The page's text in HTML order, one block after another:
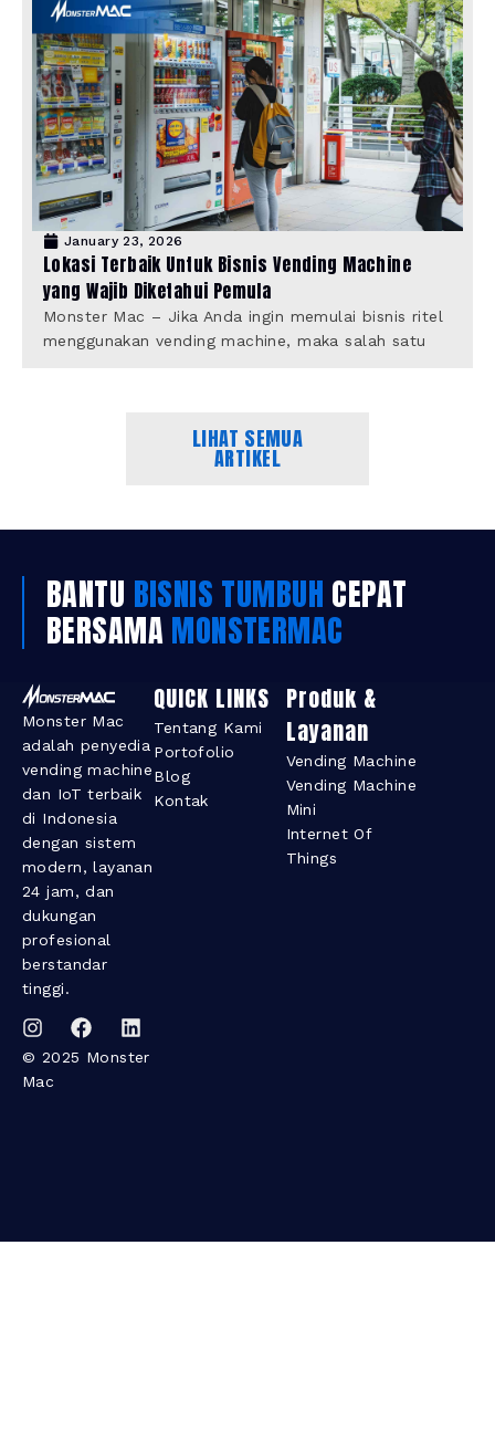
January 23, 2026
Lokasi Terbaik Untuk Bisnis Vending Machine
yang Wajib Diketahui Pemula
Monster Mac – Jika Anda ingin memulai bisnis ritel
menggunakan vending machine, maka salah satu
LIHAT SEMUA
ARTIKEL
BANTU BISNIS TUMBUH CEPAT
BERSAMAMONSTERMAC
Monster Mac
adalah penyedia
vending machine
dan IoT terbaik
di Indonesia
dengan sistem
modern, layanan
24 jam, dan
dukungan
profesional
berstandar
tinggi.
© 2025 Monster
Mac
QUICK LINKS
Tentang Kami
Portofolio
Blog
Kontak
Produk &
Layanan​
Vending Machine
Vending Machine
Mini
Internet Of
Things